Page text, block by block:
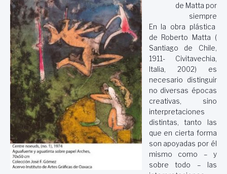
de Matta por
siempre
En la obra plástica
de Roberto Matta (
Santiago de Chile,
1911- Civitavechia,
Italia, 2002) es
necesario distinguir
no diversas épocas
creativas, sino
interpretaciones
distintas, tanto las
que en cierta forma
son apoyadas por él
mismo como – y
sobre todo – las